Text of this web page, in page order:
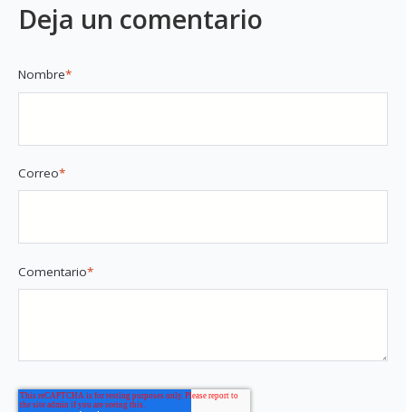
Deja un comentario
Nombre*
Correo*
Comentario*